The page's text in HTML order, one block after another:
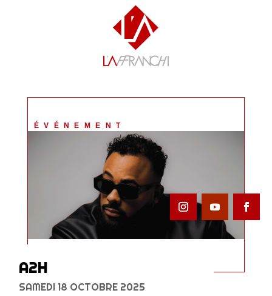
ÉVÉNEMENT
A2H
SAMEDI 18 OCTOBRE 2025